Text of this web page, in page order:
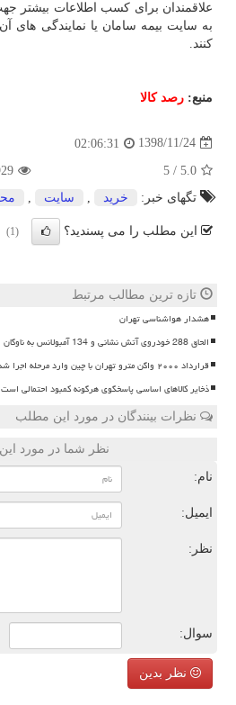
علاقمندان برای كسب اطلاعات بیشتر
به سایت بیمه سامان یا نمایندگی
كنند.
منبع: رصد كالا
1398/11/24
02:06:31
5.0
/
5
تگهای خبر:
خرید سایت
این مطلب را می پسندید؟ (1)
تازه ترین مطالب مرتبط
هشدار هواشناسی تهران
الحاق 288 خودروی آتش نشانی و 134 آمبولانس به ناوگان امدادی کشور
قرارداد ۲۰۰۰ واگن مترو تهران با چین وارد مرحله اجرا شد
ذخایر کالاهای اساسی پاسخگوی هرگونه کمبود احتمالی است
نظرات بینندگان در مورد این مطلب
نظر شما در مورد
نام:
ایمیل:
نظر:
سوال:
نظر بدین